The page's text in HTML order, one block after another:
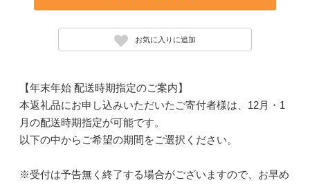
お気に入りに追加
【年末年始 配送時期指定のご案内】
本返礼品にお申し込みいただいたご寄付者様は、12月・1
月の配送時期指定が可能です。
以下の中からご希望の期間をご選択ください。
※受付は予告無く終了する場合がございますので、お早め